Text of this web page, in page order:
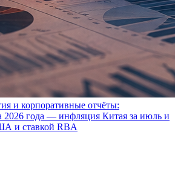
и корпоративные отчёты:
2026 года — инфляция Китая за июль и
и ставкой RBA